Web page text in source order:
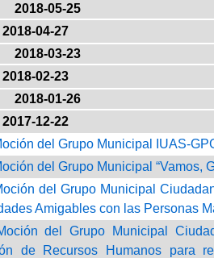
2018-05-25
2018-04-27
2018-03-23
2018-02-23
2018-01-26
2017-12-22
del Grupo Municipal IUAS-
del Grupo Municipal “Vamos,
del Grupo Municipal
Amigables con las Personas
del Grupo Municipal
de Recursos Humanos para